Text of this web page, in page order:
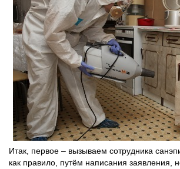
Итак, первое – вызываем сотрудника
как правило, путём написания заявления,